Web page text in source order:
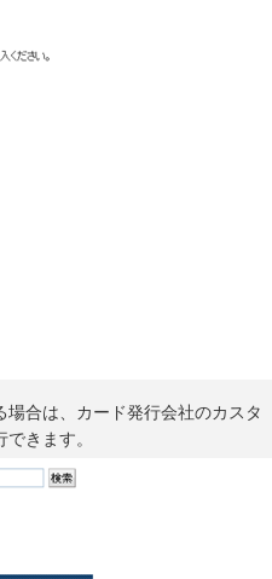
合は、カード発行会社のカスタ
きます。